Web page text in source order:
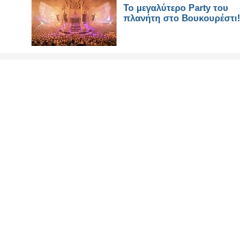
Το μεγαλύτερο Party του
πλανήτη στο Βουκουρέστι!